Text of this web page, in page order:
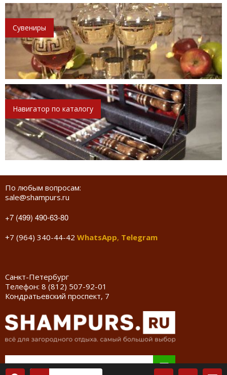
Сувениры
Навигатор по каталогу
По любым вопросам:
sale@shampurs.ru
+7 (499) 490-63-80
+7 (964) 340-44-42 WhatsApp, Telegram
Санкт-Петербург
Телефон: 8 (812) 507-92-01
Кондратьевский проспект, 7